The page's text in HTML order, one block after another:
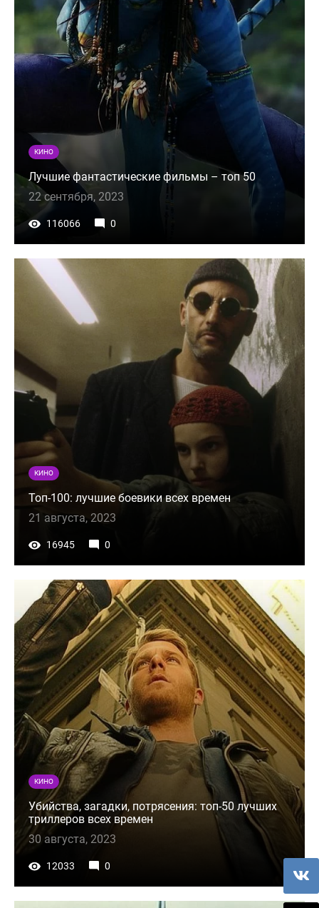
КИНО
Лучшие фантастические фильмы – топ 50
22 сентября, 2023
116066 0
КИНО
Топ-100: лучшие боевики всех времен
21 августа, 2023
16945 0
КИНО
Убийства, загадки, потрясения: топ-50 лучших
триллеров всех времен
30 августа, 2023
12033 0